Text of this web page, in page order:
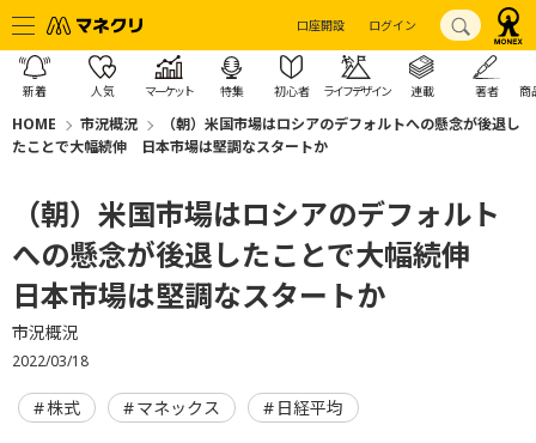
口座開設 ログイン
新着 人気 マーケット 特集 初心者 ライフデザイン 連載 著者 商
HOME 市況概況
（朝）米国市場はロシアのデフォルトへの懸念が後退し
たことで大幅続伸 日本市場は堅調なスタートか
（朝）米国市場はロシアのデフォルト
への懸念が後退したことで大幅続伸
日本市場は堅調なスタートか
市況概況
2022/03/18
株式 マネックス 日経平均